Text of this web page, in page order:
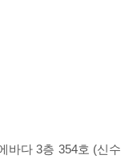
바다 3층 354호 (신수